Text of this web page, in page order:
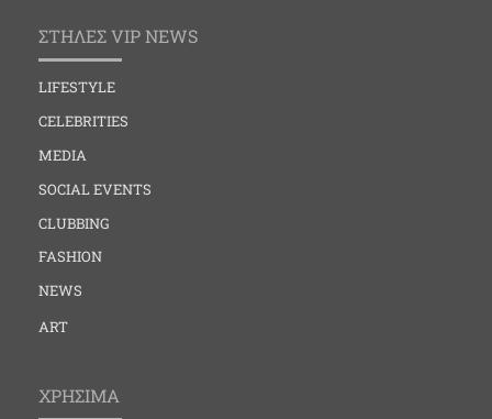
ΣΤΗΛΕΣ VIP NEWS
LIFESTYLE
CELEBRITIES
MEDIA
SOCIAL EVENTS
CLUBBING
FASHION
NEWS
ART
ΧΡΗΣΙΜΑ